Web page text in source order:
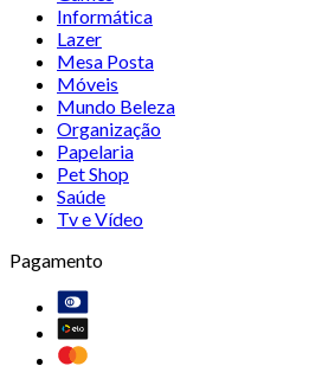
Informática
Lazer
Mesa Posta
Móveis
Mundo Beleza
Organização
Papelaria
Pet Shop
Saúde
Tv e Vídeo
Pagamento